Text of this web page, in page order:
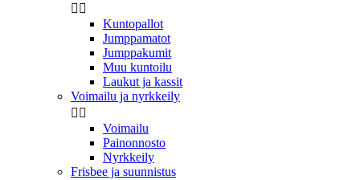
 
Kuntopallot
Jumppamatot
Jumppakumit
Muu kuntoilu
Laukut ja kassit
Voimailu ja nyrkkeily
 
Voimailu
Painonnosto
Nyrkkeily
Frisbee ja suunnistus